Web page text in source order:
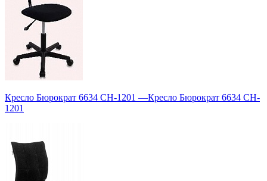
Кресло Бюрократ 6634 CH-1201 —Кресло Бюрократ 6634 CH-
1201